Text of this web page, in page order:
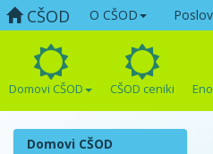
CŠOD O CŠOD
Domovi CŠOD CŠOD ceniki
Domovi CŠOD